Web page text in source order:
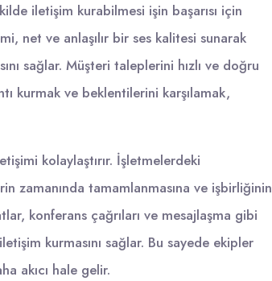
iletişim kurabilmesi işin başarısı için
net ve anlaşılır bir ses kalitesi sunarak
sağlar. Müşteri taleplerini hızlı ve doğru
kurmak ve beklentilerini karşılamak,
kolaylaştırır. İşletmelerdeki
zamanında tamamlanmasına ve işbirliğinin
konferans çağrıları ve mesajlaşma gibi
kurmasını sağlar. Bu sayede ekipler
akıcı hale gelir.